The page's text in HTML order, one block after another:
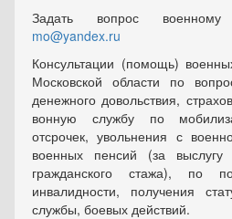
Задать вопрос
mo@yandex.ru
Консультации (помощь)
Московской области по
денежного довольствия,
вонную службу по
отсрочек, увольнения с
военных пенсий (за
гражданского стажа), по
инвалидности, получения
службы, боевых действий.